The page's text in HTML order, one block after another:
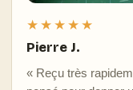
★★★★★
Pierre J.
« Reçu très